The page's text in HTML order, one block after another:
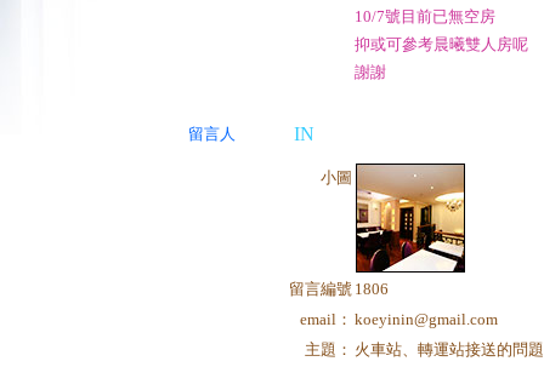
10/7號目前已無空房
抑或可參考晨曦雙人房呢
謝謝
留言人 IN
小圖
留言編號 1806
email： koeyinin@gmail.com
主題： 火車站、轉運站接送的問題